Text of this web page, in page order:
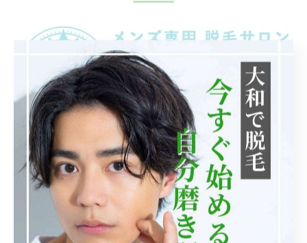
脱毛に興味はあるけど、料金や痛みが不安
コース契約ではなく、自分のペースで通いたい
ヒゲやVIOなど、気になる部分だけを重点的にケアし
女性の目を気にせず、通いやすいサロンを探している